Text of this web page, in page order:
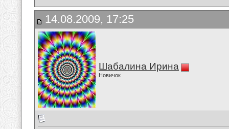
14.08.2009, 17:25
Шабалина Ирина
Новичок